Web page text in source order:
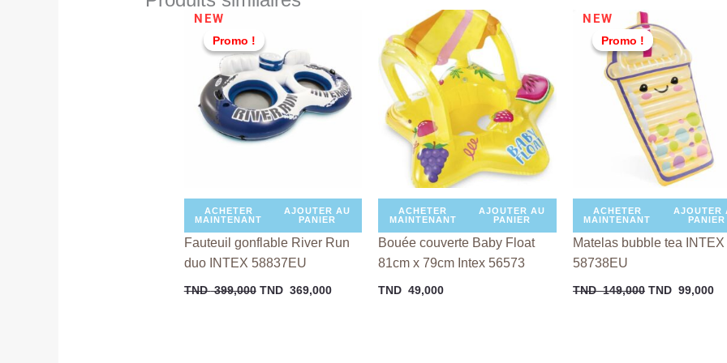
Promo !
NEW
Promo !
ACHETER
MAINTENANT
AJOUTER AU
PANIER
Fauteuil gonflable River Run
duo INTEX 58837EU
TND399,000
initial
était :
TND
399,000.
TND 369,000
TND
369,000.
ACHETER
MAINTENANT
AJOUTER AU
PANIER
Bouée couverte Baby Float
81cm x 79cm Intex 56573
TND 49,000
Promo !
NEW
Promo !
ACHETER
MAINTENANT
AJOUTER
PANIER
Matelas bubble tea INTEX
58738EU
TND149,000
Le
prix
initial
était :
TND
149,000.
TND 99,000